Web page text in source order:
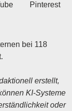
Pinterest
bei 118
erstellt,
KI-Systeme
oder